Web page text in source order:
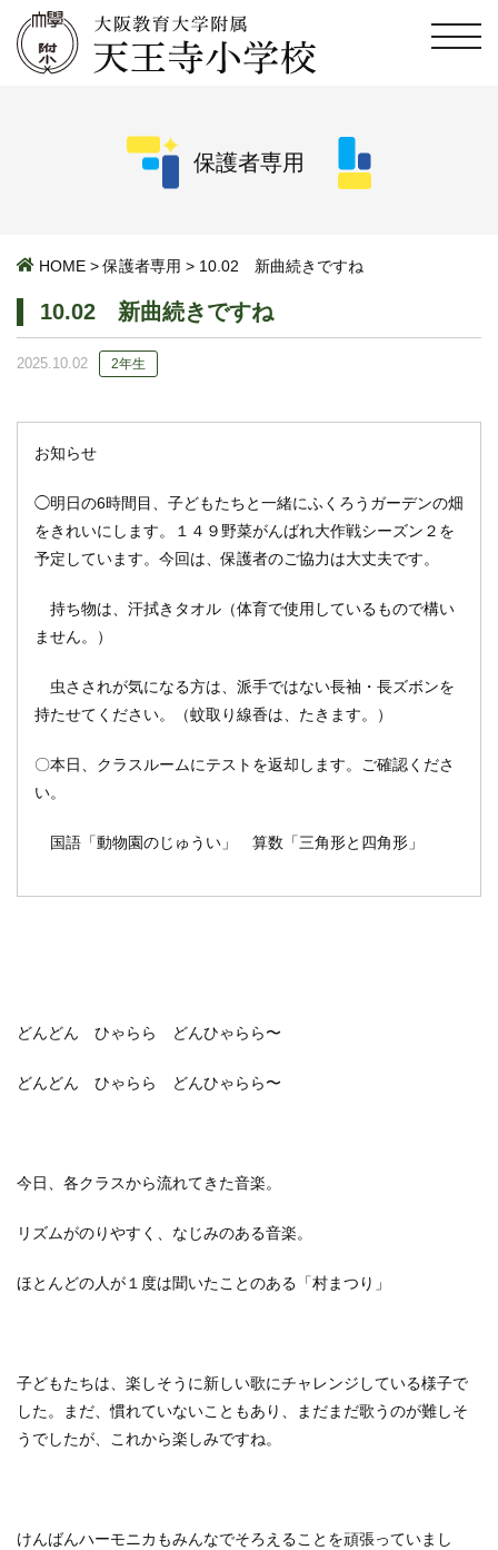
保護者専用
HOME > 保護者専用 > 10.02 新曲続きですね
10.02 新曲続きですね
2025.10.02 2年生
お知らせ
◯明日の6時間目、子どもたちと一緒にふくろうガーデンの畑
をきれいにします。１４９野菜がんばれ大作戦シーズン２を
予定しています。今回は、保護者のご協力は大丈夫です。
持ち物は、汗拭きタオル（体育で使用しているもので構い
ません。）
虫さされが気になる方は、派手ではない長袖・長ズボンを
持たせてください。（蚊取り線香は、たきます。）
〇本日、クラスルームにテストを返却します。ご確認くださ
い。
国語「動物園のじゅうい」 算数「三角形と四角形」
どんどん ひゃらら どんひゃらら〜
どんどん ひゃらら どんひゃらら〜
今日、各クラスから流れてきた音楽。
リズムがのりやすく、なじみのある音楽。
ほとんどの人が１度は聞いたことのある「村まつり」
子どもたちは、楽しそうに新しい歌にチャレンジしている様子で
した。まだ、慣れていないこともあり、まだまだ歌うのが難しそ
うでしたが、これから楽しみですね。
けんばんハーモニカもみんなでそろえることを頑張っていまし